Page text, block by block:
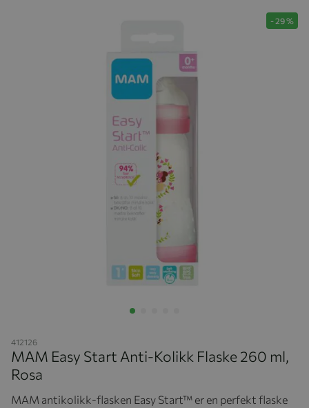
-29%
412126
MAM Easy Start Anti-Kolikk Flaske 260 ml,
Rosa
MAM antikolikk-flasken Easy Start™ er en perfekt flaske